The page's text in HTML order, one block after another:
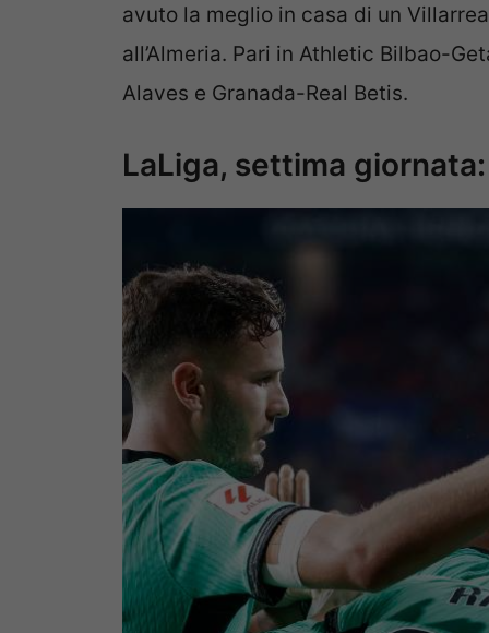
avuto la meglio in casa di un
all’Almeria. Pari in Athletic Bilbao-
Alaves e Granada-Real Betis.
LaLiga, settima